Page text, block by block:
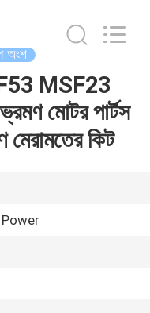
অংশ
MSF23
মোটর পার্টস
মেরামতের কিট